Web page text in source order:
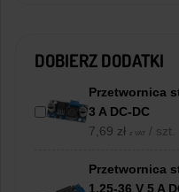
DOBIERZ DODATKI
Przetwornica
3 A DC-DC
7,69 zł z VAT / szt.
Przetwornica
1,25-36 V 5 A